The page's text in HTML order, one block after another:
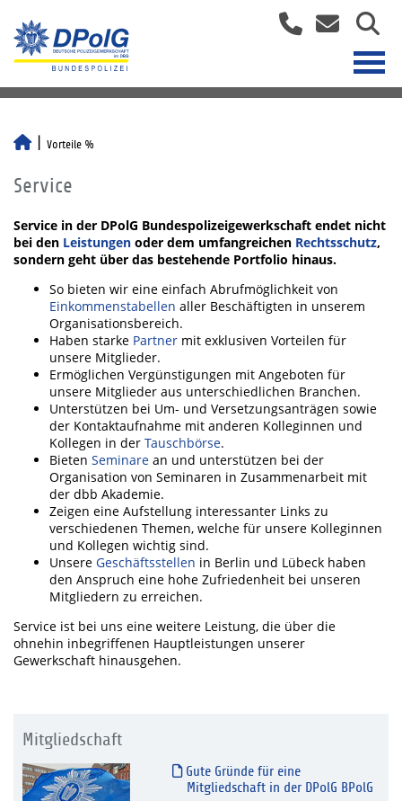
Vorteile %
Service
Service in der DPolG Bundespolizeigewerkschaft endet nicht
bei den Leistungen oder dem umfangreichen Rechtsschutz,
sondern geht über das bestehende Portfolio hinaus.
So bieten wir eine einfach Abrufmöglichkeit von
Einkommenstabellen aller Beschäftigten in unserem
Organisationsbereich.
Haben starke Partner mit exklusiven Vorteilen für
unsere Mitglieder.
Ermöglichen Vergünstigungen mit Angeboten für
unsere Mitglieder aus unterschiedlichen Branchen.
Unterstützen bei Um- und Versetzungsanträgen sowie
der Kontaktaufnahme mit anderen Kolleginnen und
Kollegen in der Tauschbörse.
Bieten Seminare an und unterstützen bei der
Organisation von Seminaren in Zusammenarbeit mit
der dbb Akademie.
Zeigen eine Aufstellung interessanter Links zu
verschiedenen Themen, welche für unsere Kolleginnen
und Kollegen wichtig sind.
Unsere Geschäftsstellen in Berlin und Lübeck haben
den Anspruch eine hohe Zufriedenheit bei unseren
Mitgliedern zu erreichen.
Service ist bei uns eine weitere Leistung, die über die
ohnehin inbegriffenen Hauptleistungen unserer
Gewerkschaft hinausgehen.
Mitgliedschaft
Gute Gründe für eine
Mitgliedschaft in der DPolG BPolG